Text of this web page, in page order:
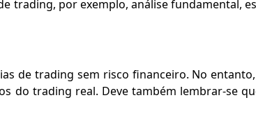
trading, por exemplo, análise fundamental,
de trading sem risco financeiro. No
do trading real. Deve também lembrar-se